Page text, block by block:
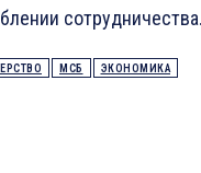
МСБ ЭКОНОМИКА